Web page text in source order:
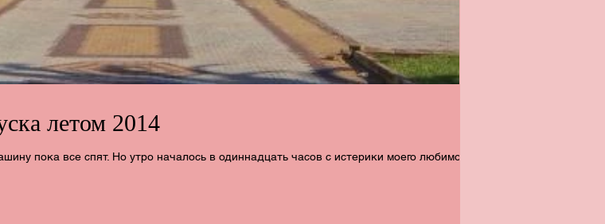
летом 2014
пока все спят. Но утро началось в одиннадцать часов c истерики моего любимого